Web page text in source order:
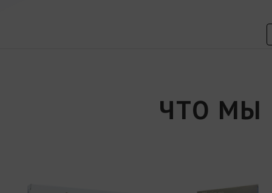
ЧТО МЫ